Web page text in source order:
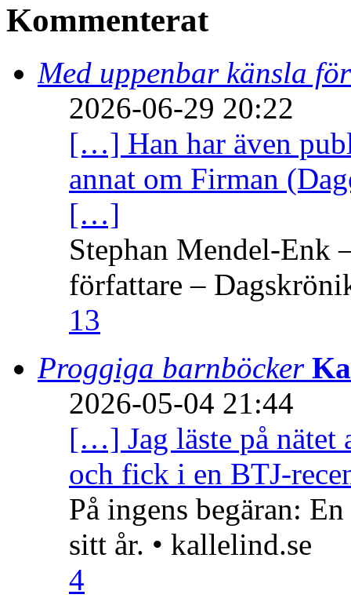
Kommenterat
Med uppenbar känsla
2026-06-29 20:22
[…] Han har även
annat om Firman
[…]
Stephan Mendel-Enk
författare –
13
Proggiga barnböcker
2026-05-04 21:44
[…] Jag läste på nätet
och fick i en BTJ-
På ingens begäran:
sitt år. • kallelind.se
4